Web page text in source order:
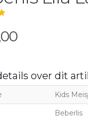
over dit
Kids
Beberlis